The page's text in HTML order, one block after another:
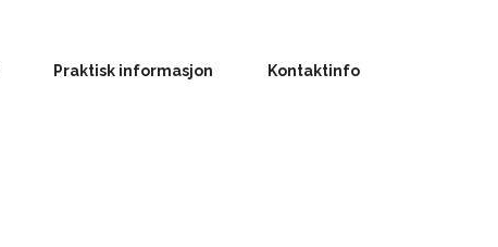
Praktisk informasjon Kontaktinfo